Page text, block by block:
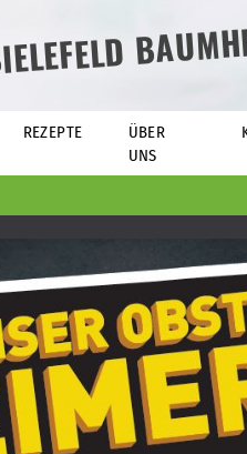
REZEPTE
ÜBER
UNS